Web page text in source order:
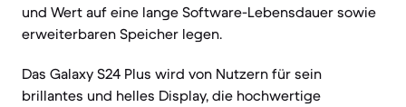
und Wert auf eine lange Software-Lebensdauer sowie
erweiterbaren Speicher legen.
Das Galaxy S24 Plus wird von Nutzern für sein
brillantes und helles Display, die hochwertige